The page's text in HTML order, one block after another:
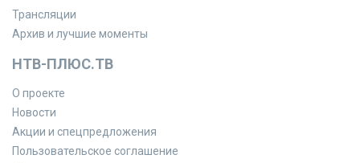
Трансляции
Архив и лучшие моменты
НТВ-ПЛЮС.ТВ
О проекте
Новости
Акции и спецпредложения
Пользовательское соглашение